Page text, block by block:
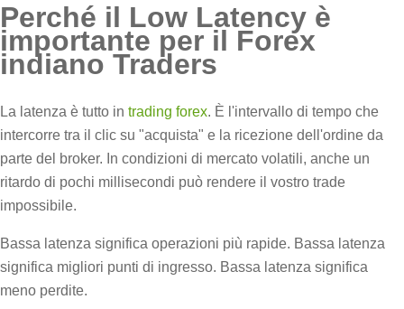
Perché il Low Latency è
importante per il Forex
indiano Traders
La latenza è tutto in trading forex. È l'intervallo di tempo che
intercorre tra il clic su "acquista" e la ricezione dell'ordine da
parte del broker. In condizioni di mercato volatili, anche un
ritardo di pochi millisecondi può rendere il vostro trade
impossibile.
Bassa latenza significa operazioni più rapide. Bassa latenza
significa migliori punti di ingresso. Bassa latenza significa
meno perdite.